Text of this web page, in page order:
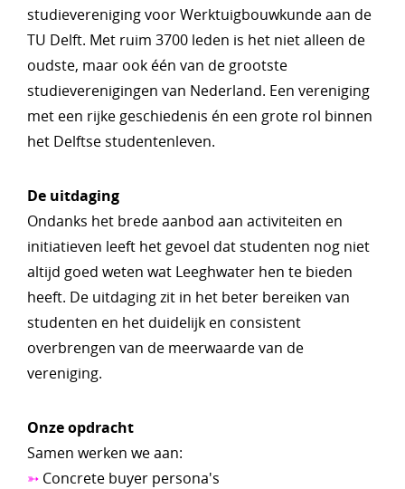
studievereniging voor Werktuigbouwkunde aan de
TU Delft. Met ruim 3700 leden is het niet alleen de
oudste, maar ook één van de grootste
studieverenigingen van Nederland. Een vereniging
met een rijke geschiedenis én een grote rol binnen
het Delftse studentenleven.
De uitdaging
Ondanks het brede aanbod aan activiteiten en
initiatieven leeft het gevoel dat studenten nog niet
altijd goed weten wat Leeghwater hen te bieden
heeft. De uitdaging zit in het beter bereiken van
studenten en het duidelijk en consistent
overbrengen van de meerwaarde van de
vereniging.
Onze opdracht
Samen werken we aan:
➳ Concrete buyer persona's